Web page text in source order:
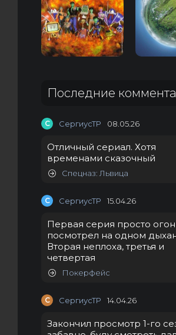
Последние
С СергиусТР 08.05.26
Отличный сериал. Хотя
временами сказочный
Спецназ: Львица
С СергиусТР 15.04.26
Первая серия просто
посмотрел на одном
Вторая неплоха, третья и
четвертая
Покерфейс
С СергиусТР 14.04.26
Закончил просмотр 1-го